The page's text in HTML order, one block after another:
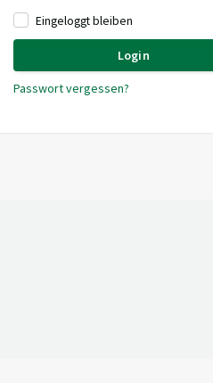
Eingeloggt bleiben
Login
Passwort vergessen?